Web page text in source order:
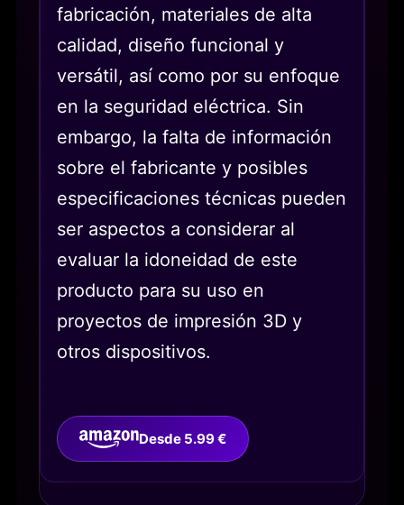
fabricación, materiales de alta
calidad, diseño funcional y
versátil, así como por su enfoque
en la seguridad eléctrica. Sin
embargo, la falta de información
sobre el fabricante y posibles
especificaciones técnicas pueden
ser aspectos a considerar al
evaluar la idoneidad de este
producto para su uso en
proyectos de impresión 3D y
otros dispositivos.
Desde 5.99 €